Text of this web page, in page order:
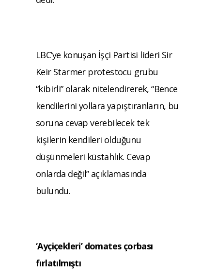
LBC’ye konuşan İşçi Partisi lideri Sir
Keir Starmer protestocu grubu
“kibirli” olarak nitelendirerek, “Bence
kendilerini yollara yapıştıranların, bu
soruna cevap verebilecek tek
kişilerin kendileri olduğunu
düşünmeleri küstahlık. Cevap
onlarda değil” açıklamasında
bulundu.
‘Ayçiçekleri’ domates çorbası
fırlatılmıştı